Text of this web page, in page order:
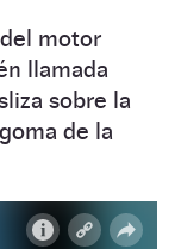
motor
llamada
sobre la
de la